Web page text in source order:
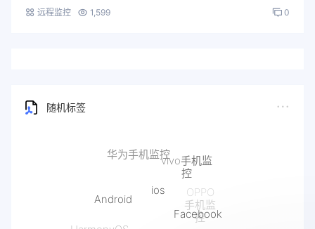
远程监控 1,599 0
随机标签
HarmonyOS
Facebook